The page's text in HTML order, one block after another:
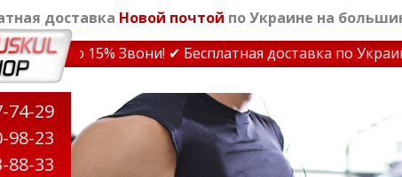
доставка Новой почтой по Украине на
до 15% Звони! ✔ Бесплатная доставка по Украине
74-29
98-23
88-33